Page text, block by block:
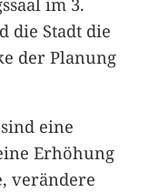
die Stadt die
der Planung
eine
Erhöhung
verändere